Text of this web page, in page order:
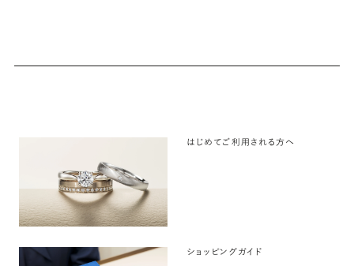
はじめてご利用される方へ
ショッピングガイド